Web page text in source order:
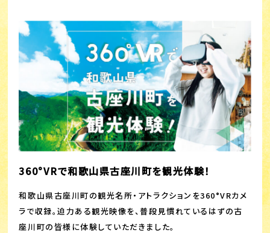
360°VRで和歌山県古座川町を観光体験！
和歌山県古座川町の観光名所・アトラクションを360°VRカメ
ラで収録。迫力ある観光映像を、普段見慣れているはずの古
座川町の皆様に体験していただきました。